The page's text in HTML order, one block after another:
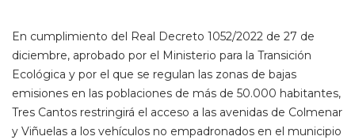
En cumplimiento del Real Decreto 1052/2022 de 27 de
diciembre, aprobado por el Ministerio para la Transición
Ecológica y por el que se regulan las zonas de bajas
emisiones en las poblaciones de más de 50.000 habitantes,
Tres Cantos restringirá el acceso a las avenidas de Colmenar
y Viñuelas a los vehículos no empadronados en el municipio